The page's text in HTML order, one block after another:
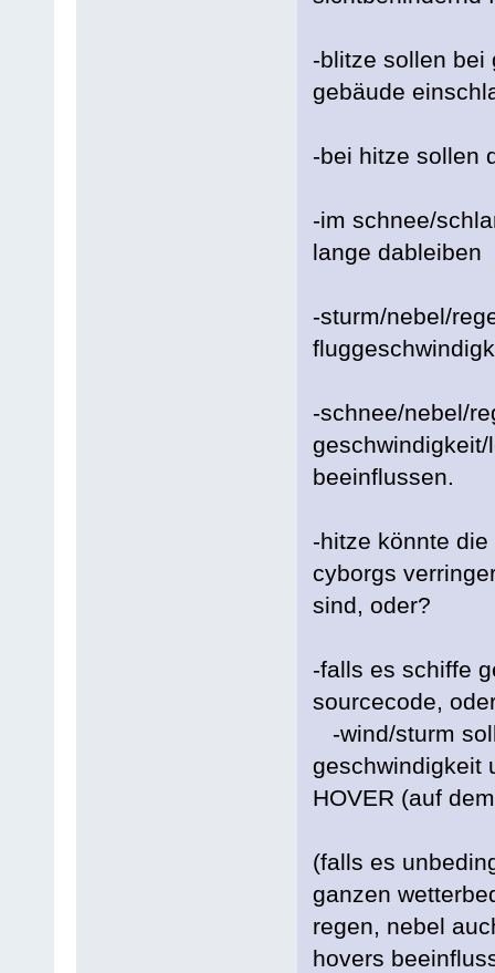
-blitze sollen bei
gebäude
-bei hitze sollen
-im schnee/
lange dableiben
-sturm/nebel/
-schnee/nebel/
beeinflussen.
-hitze könnte
cyborgs
sind, oder?
-falls es schiffe
sourcecode,
-wind/sturm
geschwindigkeit
HOVER (auf
(falls es
ganzen
regen, nebel
hovers